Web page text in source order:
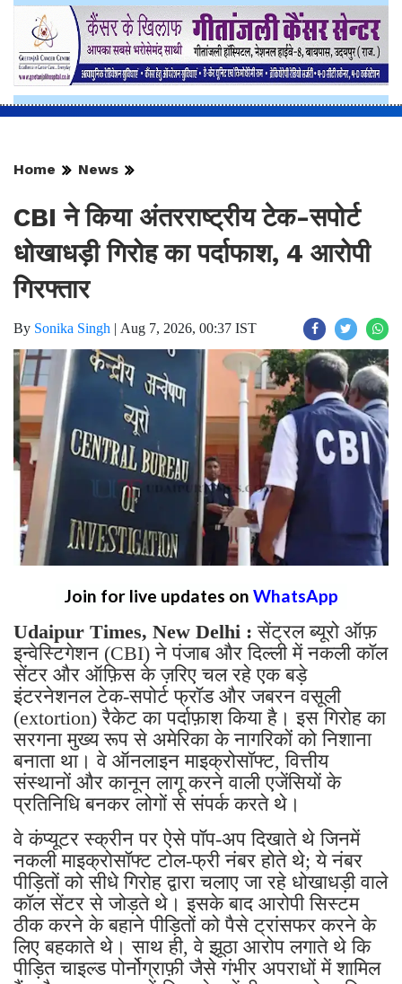
Home News
CBI ने किया अंतरराष्ट्रीय टेक-सपोर्ट
धोखाधड़ी गिरोह का पर्दाफाश, 4 आरोपी
गिरफ्तार
By Sonika Singh | Aug 7, 2026, 00:37 IST
Join for live updates on WhatsApp
Udaipur Times, New Delhi :सेंट्रल ब्यूरो ऑफ़
इन्वेस्टिगेशन (CBI) ने पंजाब और दिल्ली में नकली कॉल
सेंटर और ऑफ़िस के ज़रिए चल रहे एक बड़े
इंटरनेशनल टेक-सपोर्ट फ्रॉड और जबरन वसूली
(extortion) रैकेट का पर्दाफ़ाश किया है। इस गिरोह का
सरगना मुख्य रूप से अमेरिका के नागरिकों को निशाना
बनाता था। वे ऑनलाइन माइक्रोसॉफ्ट, वित्तीय
संस्थानों और कानून लागू करने वाली एजेंसियों के
प्रतिनिधि बनकर लोगों से संपर्क करते थे।
वे कंप्यूटर स्क्रीन पर ऐसे पॉप-अप दिखाते थे जिनमें
नकली माइक्रोसॉफ्ट टोल-फ्री नंबर होते थे; ये नंबर
पीड़ितों को सीधे गिरोह द्वारा चलाए जा रहे धोखाधड़ी वाले
कॉल सेंटर से जोड़ते थे। इसके बाद आरोपी सिस्टम
ठीक करने के बहाने पीड़ितों को पैसे ट्रांसफर करने के
लिए बहकाते थे। साथ ही, वे झूठा आरोप लगाते थे कि
पीड़ित चाइल्ड पोर्नोग्राफ़ी जैसे गंभीर अपराधों में शामिल